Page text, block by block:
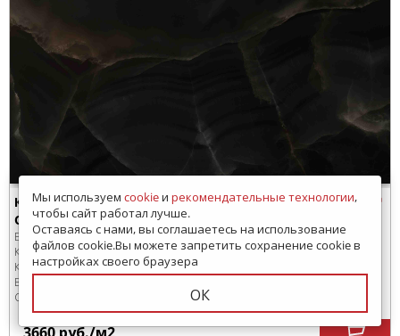
Керамогранит Ennface ENONX8037HG60120
Onyx Noir High Glossy 60x120
Бренд: Ennface
Коллекция: Onix
Код товара:SD-301772-99
В коробке
Сроки доставки: 30 дней
Мы используем cookieи рекомендательные технологии,
чтобы сайт работал лучше.
Оставаясь с нами, вы соглашаетесь на использование
файлов cookie.Вы можете запретить сохранение cookie в
настройках своего браузера
ОК